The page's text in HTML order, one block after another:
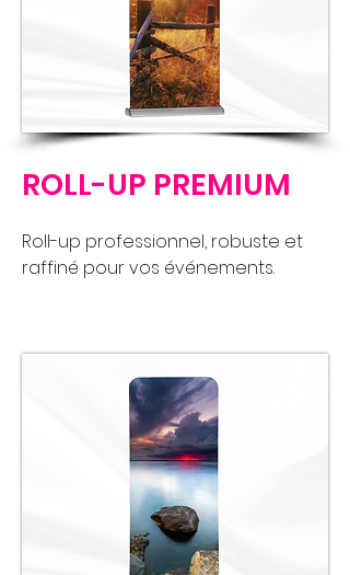
ROLL-UP PREMIUM
Roll-up professionnel, robuste et
raffiné pour vos événements.